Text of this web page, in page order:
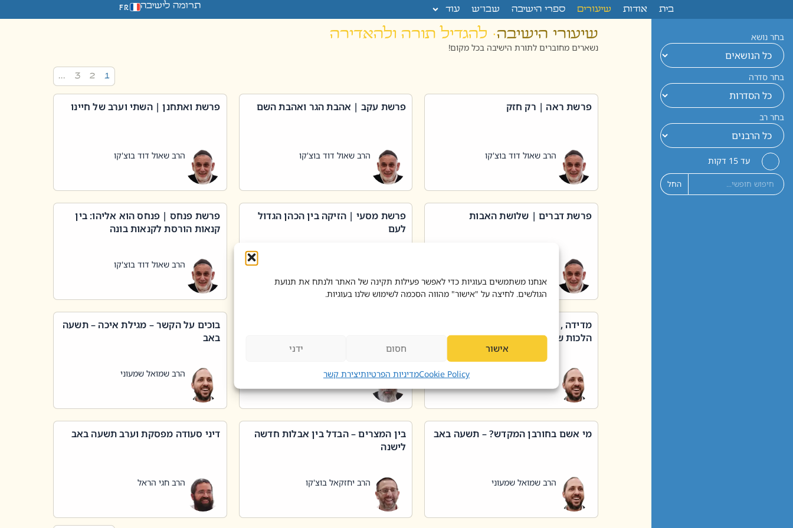
אנחנו משתמשים בעוגיות כדי לאפשר פעילות תקינה של האתר ולנתח את תנועת
הגולשים. לחיצה על "אישור" מהווה הסכמה לשימוש שלנו בעוגיות.
אישור חסום ידני
Cookie Policyמדיניות הפרטיותיצירת קשר
בית אודות שיעורים ספרי הישיבה שבו”ש עוד תרומה לישיבה FR
בחר נושא
בחר סדרה
בחר רב
עד 15 דקות
החל
שיעורי הישיבה· להגדיל תורה ולהאדירה
נשארים מחוברים לתורת הישיבה בכל מקום!
1
2
3
…
פרשת ראה | רק חזק
הרב שאול דוד בוצ'קו
פרשת עקב | אהבת הגר ואהבת השם
הרב שאול דוד בוצ'קו
פרשת ואתחנן | השתי וערב של חיינו
הרב שאול דוד בוצ'קו
פרשת דברים | שלושת האבות
פרשת מסעי | הזיקה בין הכהן הגדול
לעם
פרשת פנחס | פנחס הוא אליהו: בין
קנאות הורסת לקנאות בונה
הרב שאול דוד בוצ'קו
מדידה , קניה , שטיפת כלים בשבת –
הלכות שבת – סימן שכג
הרב יאיר בידני
בוכים על הקשר – מגילת איכה – תשעה
באב
הרב שמואל שמעוני
מי אשם בחורבן המקדש? – תשעה באב
הרב שמואל שמעוני
בין המצרים – הבדל בין אבלות חדשה
לישנה
הרב יחזקאל בוצ'קו
דיני סעודה מפסקת וערב תשעה באב
הרב חגי הראל